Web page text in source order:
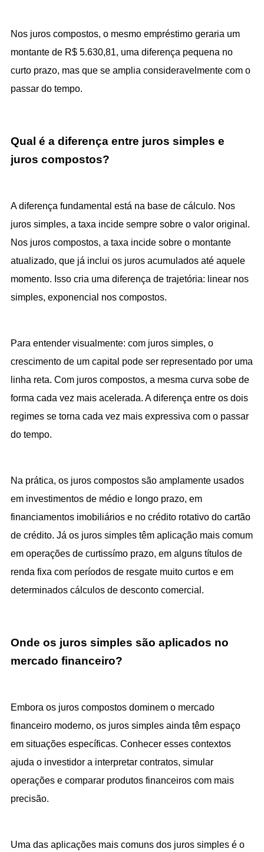
Nos juros compostos, o mesmo empréstimo geraria um
montante de R$ 5.630,81, uma diferença pequena no
curto prazo, mas que se amplia consideravelmente com o
passar do tempo.
Qual é a diferença entre juros simples e
juros compostos?
A diferença fundamental está na base de cálculo. Nos
juros simples, a taxa incide sempre sobre o valor original.
Nos juros compostos, a taxa incide sobre o montante
atualizado, que já inclui os juros acumulados até aquele
momento. Isso cria uma diferença de trajetória: linear nos
simples, exponencial nos compostos.
Para entender visualmente: com juros simples, o
crescimento de um capital pode ser representado por uma
linha reta. Com juros compostos, a mesma curva sobe de
forma cada vez mais acelerada. A diferença entre os dois
regimes se torna cada vez mais expressiva com o passar
do tempo.
Na prática, os juros compostos são amplamente usados
em investimentos de médio e longo prazo, em
financiamentos imobiliários e no crédito rotativo do cartão
de crédito. Já os juros simples têm aplicação mais comum
em operações de curtissímo prazo, em alguns títulos de
renda fixa com períodos de resgate muito curtos e em
determinados cálculos de desconto comercial.
Onde os juros simples são aplicados no
mercado financeiro?
Embora os juros compostos dominem o mercado
financeiro moderno, os juros simples ainda têm espaço
em situações específicas. Conhecer esses contextos
ajuda o investidor a interpretar contratos, simular
operações e comparar produtos financeiros com mais
precisão.
Uma das aplicações mais comuns dos juros simples é o